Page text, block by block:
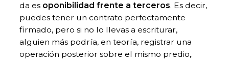
da es oponibilidad frente a terceros. Es decir,
puedes tener un contrato perfectamente
firmado, pero si no lo llevas a escriturar,
alguien más podría, en teoría, registrar una
operación posterior sobre el mismo predio,.